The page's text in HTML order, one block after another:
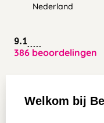
Nederland
9.1
386 beoordelingen
Aanvraag op maat
Welkom bij